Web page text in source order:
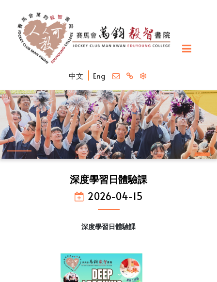
中文 Eng
深度學習日體驗課
2026-04-15
深度學習日體驗課